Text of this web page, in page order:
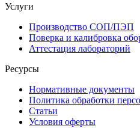
Услуги
Производство СОП/ПЭП
Поверка и калибровка
Аттестация лабораторий
Ресурсы
Нормативные документы
Политика обработки
Статьи
Условия оферты